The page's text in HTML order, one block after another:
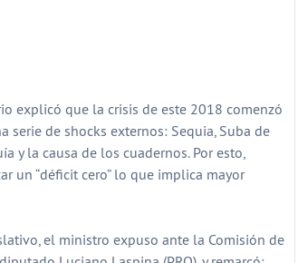
explicó que la crisis de este 2018 comenzó
serie de shocks externos: Sequia, Suba de
y la causa de los cuadernos. Por esto,
un “déficit cero” lo que implica mayor
el ministro expuso ante la Comisión de